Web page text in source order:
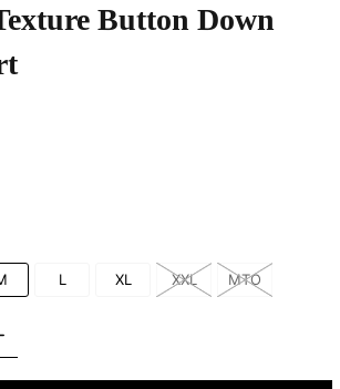
Button Down
L XL XXL MTO